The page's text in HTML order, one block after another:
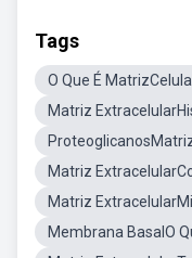
Tags
O Que É
Matriz
Matriz
Matriz
Membrana BasalO